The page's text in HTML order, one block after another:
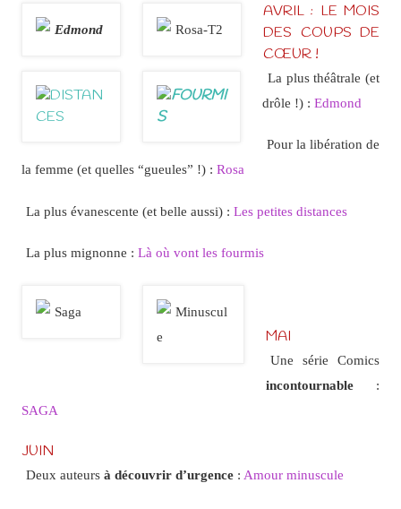
AVRIL : LE MOIS
DES COUPS DE
CŒUR !
La plus théâtrale (et
drôle !) : Edmond
Pour la libération de
la femme (et quelles “gueules” !) : Rosa
La plus évanescente (et belle aussi) : Les petites distances
La plus mignonne : Là où vont les fourmis
MAI
Une série Comics
incontournable:
SAGA
JUIN
Deux auteurs à découvrir d’urgence: Amour minuscule